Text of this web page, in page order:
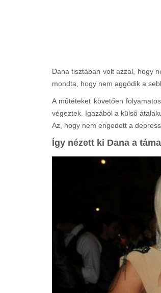
Dana tisztában volt azzal, hogy
mondta, hogy nem aggódik a
A műtéteket követően
végeztek. Igazából a külső
Az, hogy nem engedett a
Így nézett ki Dana a